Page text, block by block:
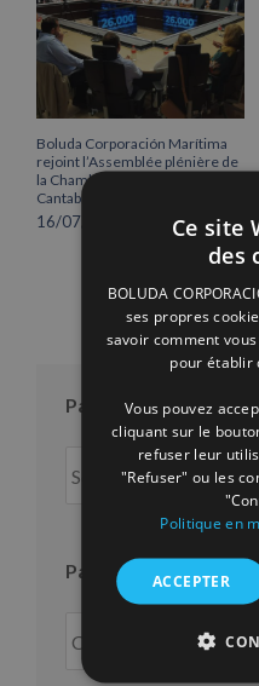
Boluda Corporación Marítima
rejoint l’Assemblée plénière de
la Chambre de commerce de
Cantabrie
16/07/2026
Par mois
mois
Par an
Ce site
des
BOLUDA
ses propres
savoir comment
pour établir
Vous pouvez
cliquant sur le
refuser leur
"Refuser" ou les
Politique en
ACCEPTER